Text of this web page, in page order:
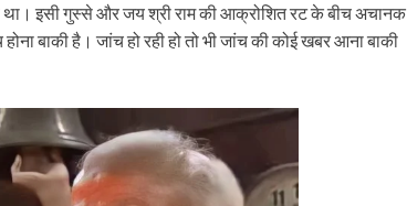
था। इसी गुस्से और जय श्री राम की आक्रोशित रट के बीच अचानक
बाकी है। जांच हो रही हो तो भी जांच की कोई खबर आना बाकी